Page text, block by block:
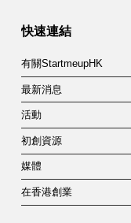
快速連結
有關StartmeupHK
最新消息
活動
初創資源
媒體
在香港創業